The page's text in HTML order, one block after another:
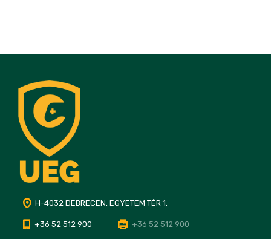
H-4032 DEBRECEN, EGYETEM TÉR 1.
+36 52 512 900 +36 52 512 900